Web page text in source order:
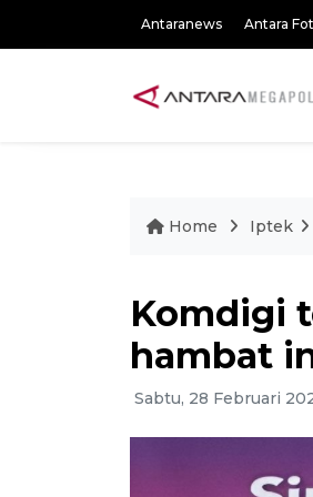
Antaranews Antara
Home Iptek
Komdigi
hambat
Sabtu, 28 Februari